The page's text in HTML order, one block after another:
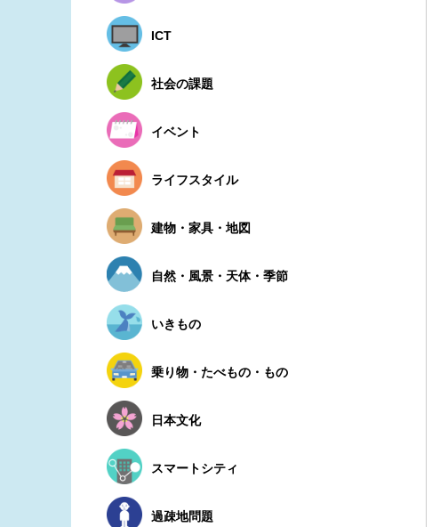
ICT
社会の課題
イベント
ライフスタイル
建物・家具・地図
自然・風景・天体・季節
いきもの
乗り物・たべもの・もの
日本文化
スマートシティ
過疎地問題